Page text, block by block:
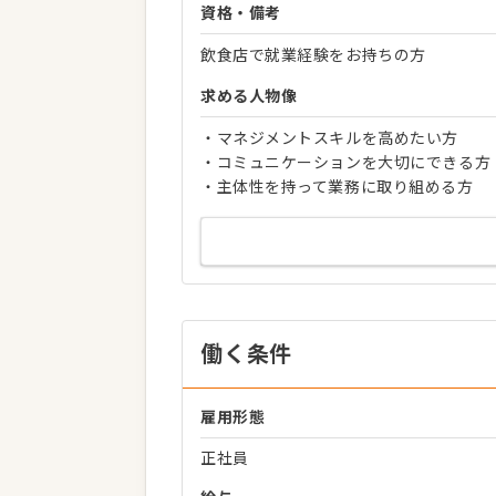
資格・備考
飲食店で就業経験をお持ちの方
求める人物像
・マネジメントスキルを高めたい方
・コミュニケーションを大切にできる方
・主体性を持って業務に取り組める方
働く条件
雇用形態
正社員